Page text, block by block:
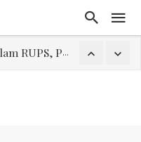
Laporan Keuangan Diterima Dalam RUPS, Pelaporan Hingga Penahanan Mantan Direktur PT GKS Dinilai Rancu